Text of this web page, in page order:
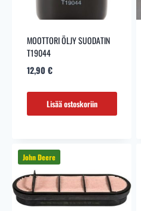
MOOTTORI ÖLJY SUODATIN
T19044
12,90 €
Lisää ostoskoriin